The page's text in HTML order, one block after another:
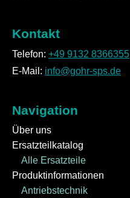
Kontakt
Telefon: +49 9132 8366355
E-Mail: info@gohr-sps.de
Navigation
Über uns
Ersatzteilkatalog
Alle Ersatzteile
Produktinformationen
Antriebstechnik